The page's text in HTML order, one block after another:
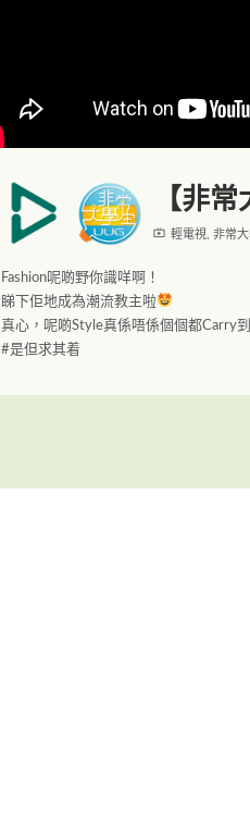
【非
live_tv 輕電視 非常
Fashion呢啲野你識咩啊！
睇下佢地成為潮流教主啦
真心，呢啲Style真係唔係個個都Carry
#是但求其着